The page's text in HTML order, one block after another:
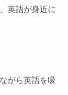
英語が身近に
がら英語を吸